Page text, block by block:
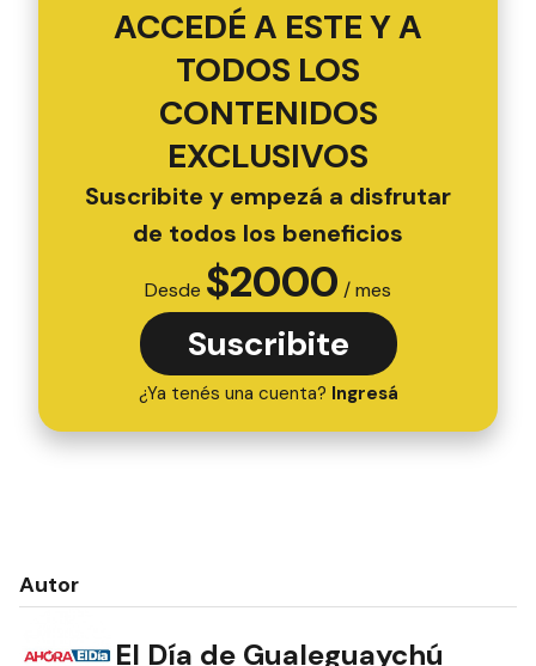
ACCEDÉ A ESTE Y A
TODOS LOS
CONTENIDOS
EXCLUSIVOS
Suscribite y empezá a disfrutar
de todos los beneficios
Desde $2000 / mes
Suscribite
¿Ya tenés una cuenta? Ingresá
Autor
El Día de Gualeguaychú